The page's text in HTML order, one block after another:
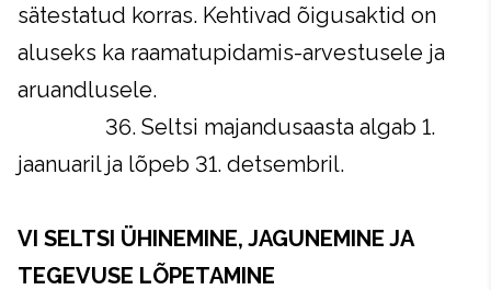
sätestatud korras. Kehtivad õigusaktid on
aluseks ka raamatupidamis-arvestusele ja
aruandlusele.
36. Seltsi majandusaasta algab 1.
jaanuaril ja lõpeb 31. detsembril.
VI SELTSI ÜHINEMINE, JAGUNEMINE JA
TEGEVUSE LÕPETAMINE